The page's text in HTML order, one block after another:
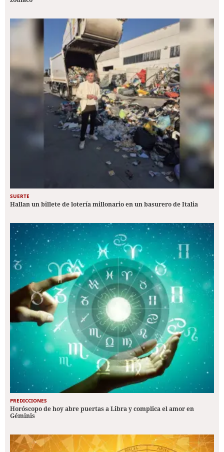
SUERTE
Hallan un billete de lotería millonario en un basurero de Italia
PREDICCIONES
Horóscopo de hoy abre puertas a Libra y complica el amor en
Géminis